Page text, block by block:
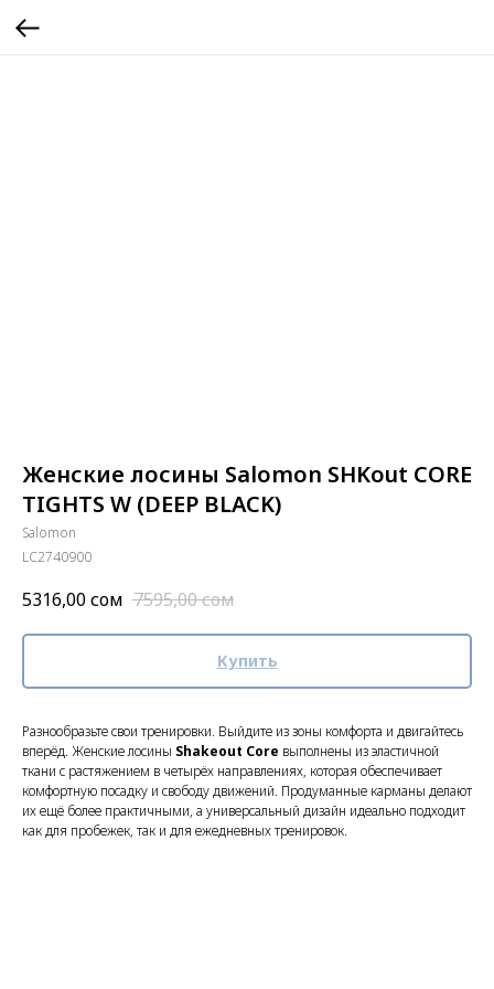
Женские лосины Salomon SHKout CORE
TIGHTS W (DEEP BLACK)
Salomon
LC2740900
5316,00сом 7595,00сом
Купить
Разнообразьте свои тренировки. Выйдите из зоны комфорта и двигайтесь
вперёд. Женские лосины Shakeout Core выполнены из эластичной
ткани с растяжением в четырёх направлениях, которая обеспечивает
комфортную посадку и свободу движений. Продуманные карманы делают
их ещё более практичными, а универсальный дизайн идеально подходит
как для пробежек, так и для ежедневных тренировок.